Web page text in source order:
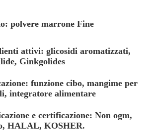
polvere marrone Fine
attivi: glicosidi aromatizzati,
Ginkgolides
funzione cibo, mangime per
integratore alimentare
e certificazione: Non ogm,
HALAL, KOSHER.